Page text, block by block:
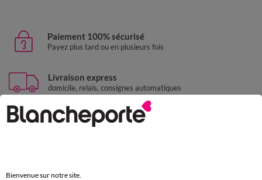
Paiement 100% sécurisé
Payez plus tard ou en plusieurs fois
Livraison express
domicile, relais, consignes automatiques
Retours gratuits
sous 30 jours avec Mondial Relay uniquement
de 8h00 à 20h00 du lundi au samedi
Bienvenue sur notre site.